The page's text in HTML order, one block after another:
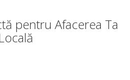
pentru Afacerea Ta